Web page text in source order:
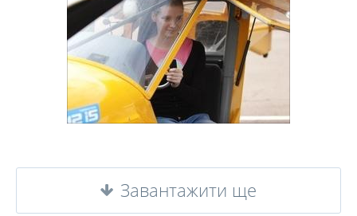
Завантажити ще